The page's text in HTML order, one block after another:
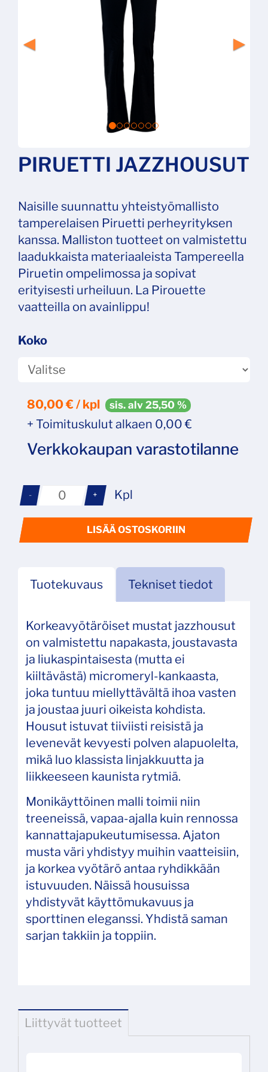
PIRUETTI JAZZHOUSUT
Naisille suunnattu yhteistyömallisto
tamperelaisen Piruetti perheyrityksen
kanssa. Malliston tuotteet on valmistettu
laadukkaista materiaaleista Tampereella
Piruetin ompelimossa ja sopivat
erityisesti urheiluun. La Pirouette
vaatteilla on avainlippu!
Koko
80,00€ / kpl sis. alv 25,50 %
+ Toimituskulut alkaen 0,00 €
Verkkokaupan varastotilanne
- + Kpl
LISÄÄ OSTOSKORIIN
Tuotekuvaus Tekniset tiedot
Korkeavyötäröiset mustat jazzhousut
on valmistettu napakasta, joustavasta
ja liukaspintaisesta (mutta ei
kiiltävästä) micromeryl-kankaasta,
joka tuntuu miellyttävältä ihoa vasten
ja joustaa juuri oikeista kohdista.
Housut istuvat tiiviisti reisistä ja
levenevät kevyesti polven alapuolelta,
mikä luo klassista linjakkuutta ja
liikkeeseen kaunista rytmiä.
Monikäyttöinen malli toimii niin
treeneissä, vapaa-ajalla kuin rennossa
kannattajapukeutumisessa. Ajaton
musta väri yhdistyy muihin vaatteisiin,
ja korkea vyötärö antaa ryhdikkään
istuvuuden. Näissä housuissa
yhdistyvät käyttömukavuus ja
sporttinen eleganssi. Yhdistä saman
sarjan takkiin ja toppiin.
Liittyvät tuotteet